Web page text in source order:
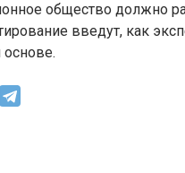
общество должно
введут, как
основе.